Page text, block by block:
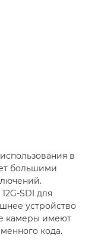
в
большими
SDI для
устройство
камеры имеют
кода.